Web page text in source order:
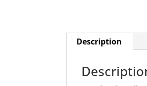
Description